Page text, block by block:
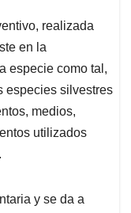
realizada
en la
especie como tal,
especies silvestres
medios,
utilizados
y se da a